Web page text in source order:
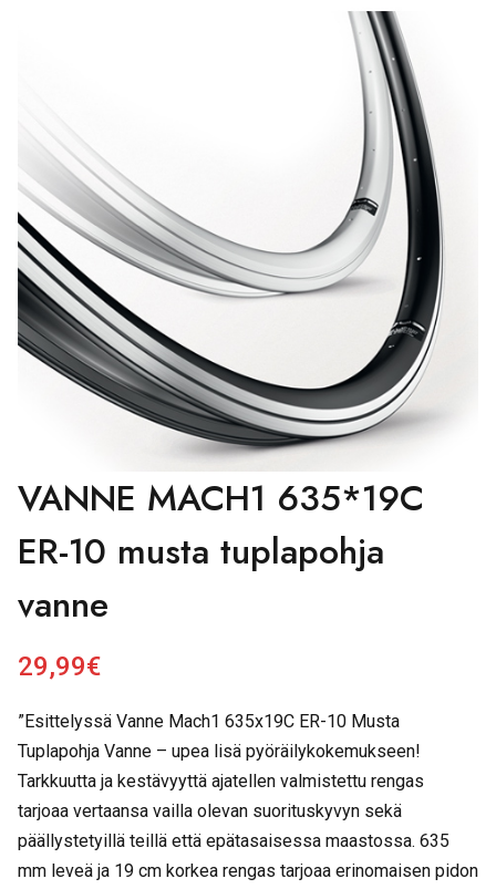
VANNE MACH1 635*19C
ER-10 musta tuplapohja
vanne
29,99€
”Esittelyssä Vanne Mach1 635x19C ER-10 Musta
Tuplapohja Vanne – upea lisä pyöräilykokemukseen!
Tarkkuutta ja kestävyyttä ajatellen valmistettu rengas
tarjoaa vertaansa vailla olevan suorituskyvyn sekä
päällystetyillä teillä että epätasaisessa maastossa. 635
mm leveä ja 19 cm korkea rengas tarjoaa erinomaisen pidon